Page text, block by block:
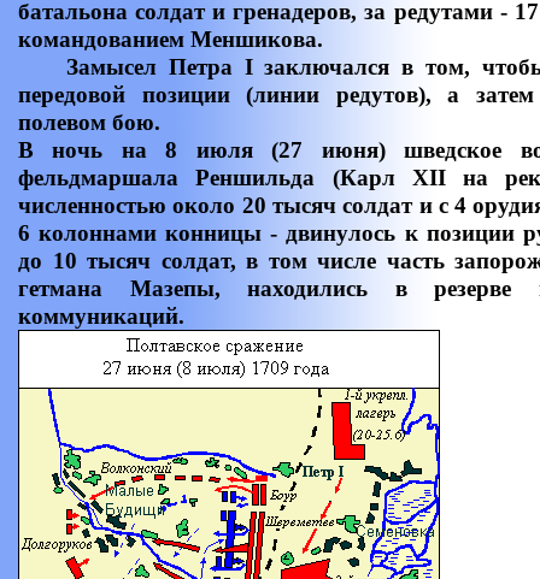
батальона солдат и гренадеров, за редутами -
командованием Меншикова.
Замысел Петра I заключался в том, чтобы
передовой позиции (линии редутов), а
полевом бою.
В ночь на 8 июля (27 июня) шведское
фельдмаршала Реншильда (Карл ХII на
численностью около 20 тысяч солдат и с 4
6 колоннами конницы - двинулось к позиции
до 10 тысяч солдат, в том числе часть
гетмана Мазепы, находились в
коммуникаций.